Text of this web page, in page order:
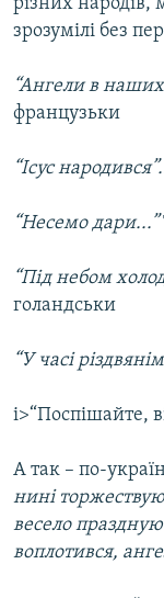
зрозумілі без
“Ангели в
французьки
“Ісус
“Несемо дари...”
“Під небом
голандськи
“У часі
i>“Поспішайте,
А так – по-
нині
весело
воплотився,